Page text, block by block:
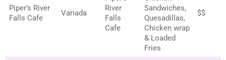
Piper’s River
Falls Cafe
Variada
River
Falls
Cafe
Sandwiches,
Quesadillas,
Chicken wrap
& Loaded
Fries
$$